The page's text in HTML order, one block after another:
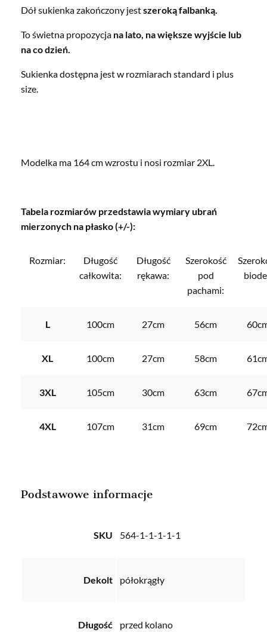
Dół sukienka zakończony jestszeroką falbanką.
To świetna propozycja na lato, na większe wyjście lub
na co dzień.
Sukienka dostępna jest w rozmiarach standard i plus
size.
Modelka ma 164 cm wzrostu i nosi rozmiar 2XL.
Tabela rozmiarów przedstawia wymiary ubrań
mierzonych na płasko (+/-):
Rozmiar:
Długość
całkowita:
Długość
rękawa:
Szerokość
pod
pachami:
L 100cm 27cm 56cm
XL 100cm 27cm 58cm
3XL 105cm 30cm 63cm
4XL 107cm 31cm 69cm
Podstawowe informacje
SKU 564-1-1-1-1-1
Dekolt półokrągły
Długość przed kolano